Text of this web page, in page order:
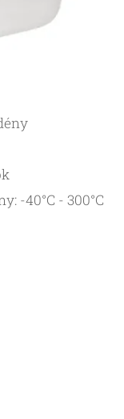
-40°C - 300°C